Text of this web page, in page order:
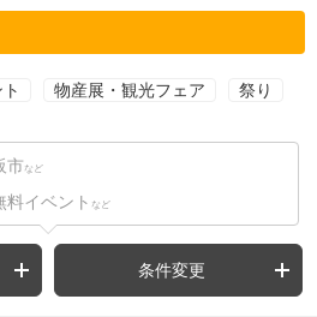
物産展・観光フェア 祭り
市 など
料イベント など
条件変更